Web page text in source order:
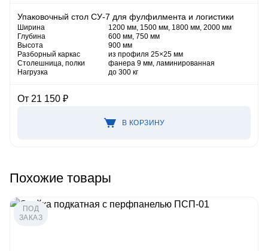
Упаковочный стол СУ-7 для фулфилмента и логистики
Ширина
1200 мм, 1500 мм, 1800 мм, 2000 мм
Глубина
600 мм, 750 мм
Высота
900 мм
Разборный каркас
из профиля 25×25 мм
Столешница, полки
фанера 9 мм, ламинированная
Нагрузка
до 300 кг
От 21 150 ₽
В КОРЗИНУ
Похожие товары
ПОД
ЗАКАЗ